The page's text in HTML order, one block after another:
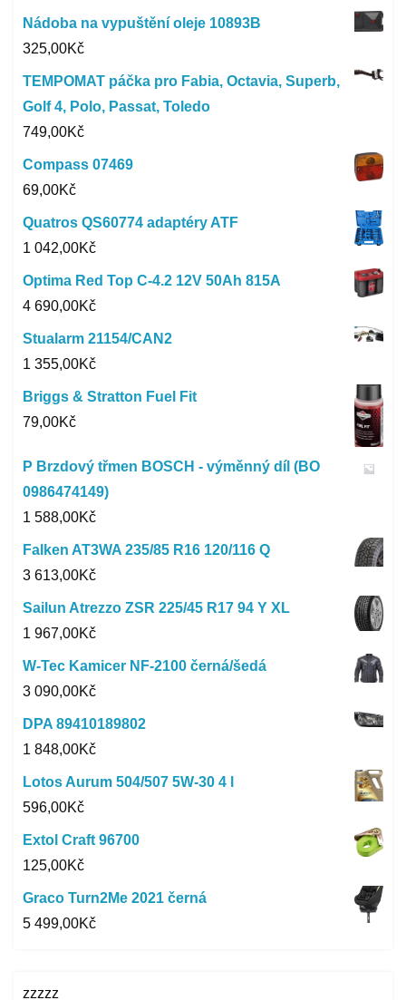
Nádoba na vypuštění oleje 10893B
325,00Kč
TEMPOMAT páčka pro Fabia, Octavia, Superb,
Golf 4, Polo, Passat, Toledo
749,00Kč
Compass 07469
69,00Kč
Quatros QS60774 adaptéry ATF
1 042,00Kč
Optima Red Top C-4.2 12V 50Ah 815A
4 690,00Kč
Stualarm 21154/CAN2
1 355,00Kč
Briggs & Stratton Fuel Fit
79,00Kč
P Brzdový třmen BOSCH - výměnný díl (BO
0986474149)
1 588,00Kč
Falken AT3WA 235/85 R16 120/116 Q
3 613,00Kč
Sailun Atrezzo ZSR 225/45 R17 94 Y XL
1 967,00Kč
W-Tec Kamicer NF-2100 černá/šedá
3 090,00Kč
DPA 89410189802
1 848,00Kč
Lotos Aurum 504/507 5W-30 4 l
596,00Kč
Extol Craft 96700
125,00Kč
Graco Turn2Me 2021 černá
5 499,00Kč
zzzzz